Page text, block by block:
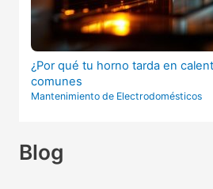
¿Por qué tu horno tarda en
comunes
Mantenimiento de Electrodomésticos
Blog